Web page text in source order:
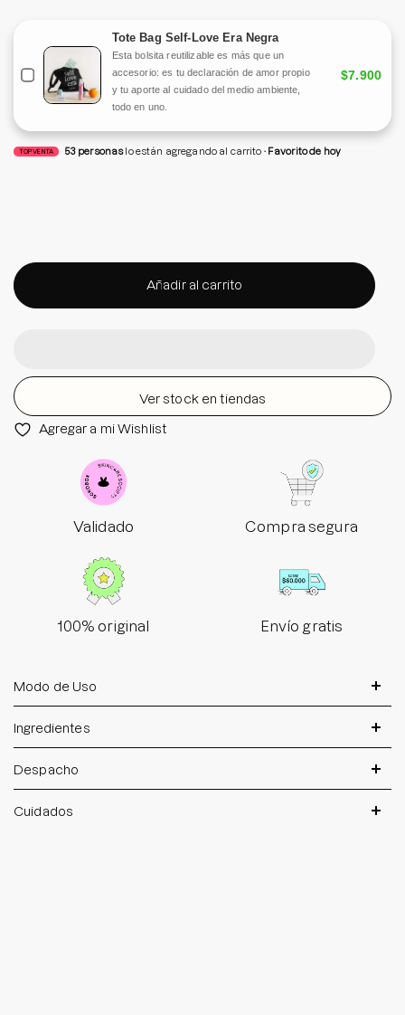
- Hidrata y cuida los labios.
Consigue labios irresistibles con Tocobo. ¡Atrévete a
probarlo!
Tamaño: 3,5 grs
Tote Bag Self-Love Era Negra
Esta bolsita reutilizable es más que un
accesorio: es tu declaración de amor propio
y tu aporte al cuidado del medio ambiente,
todo en uno.
$7.900
TOP VENTA 53 personas lo están agregando al carrito Favorito de hoy
Añadir al carrito
Ver stock en tiendas
Agregar a mi Wishlist
Validado Compra segura
100% original Envío gratis
Modo de Uso
Ingredientes
Despacho
Cuidados